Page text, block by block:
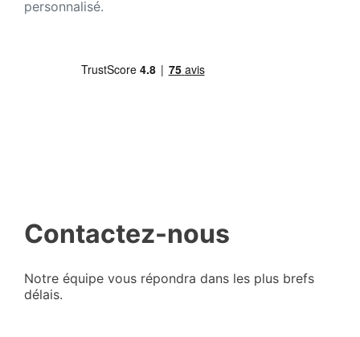
personnalisé.
Contactez-nous
Notre équipe vous répondra dans les plus brefs
délais.